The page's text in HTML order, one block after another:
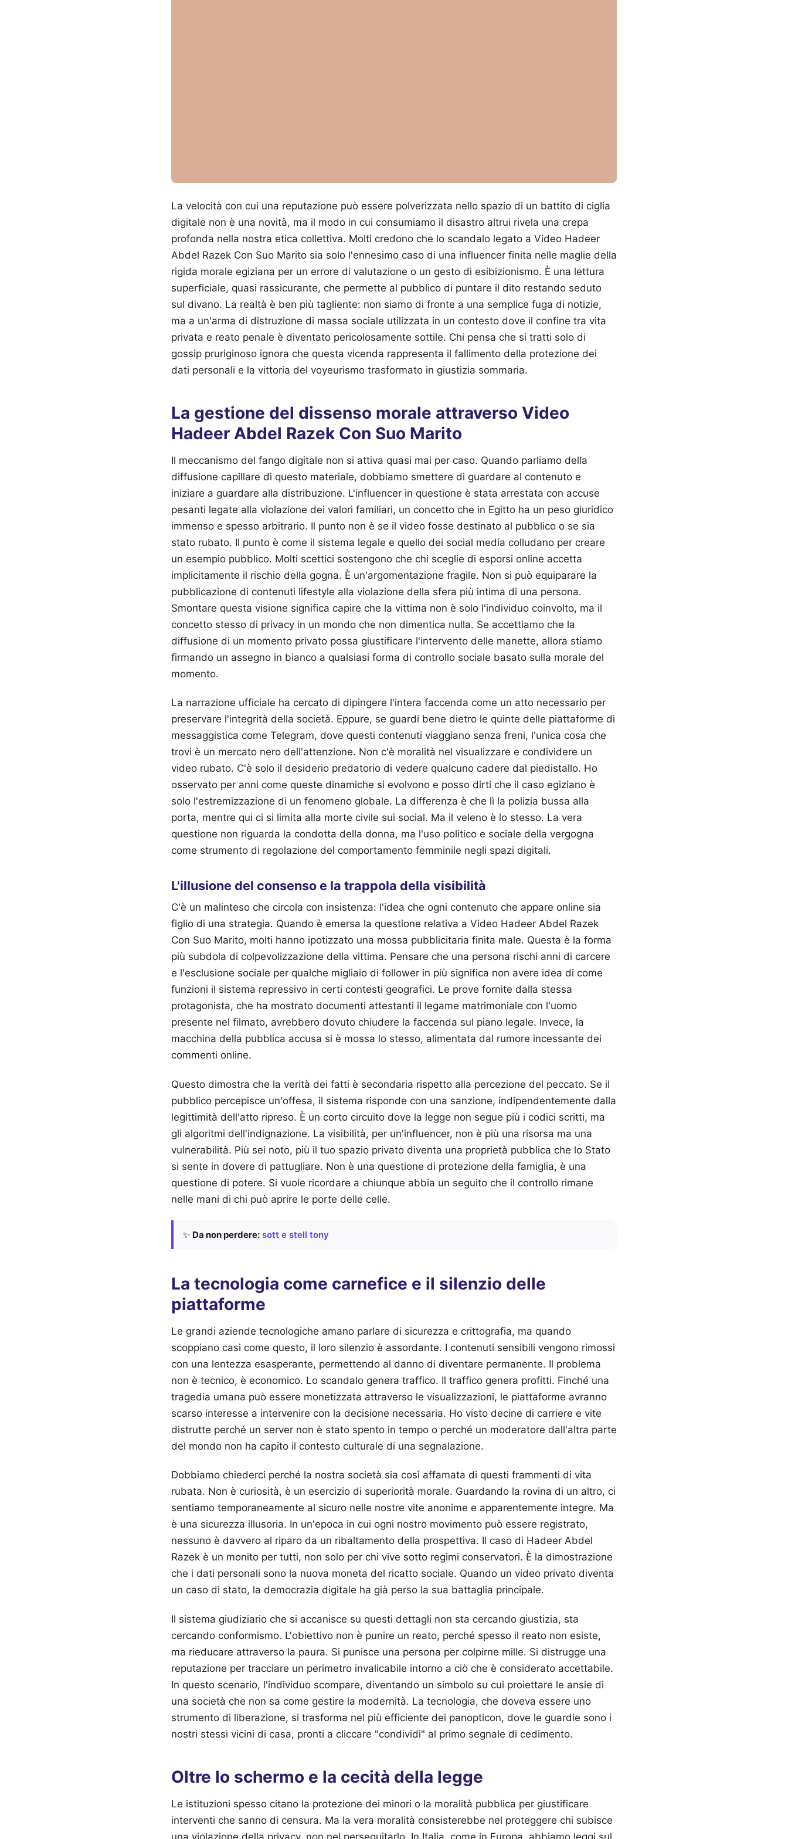
La velocità con cui una reputazione può essere polverizzata nello spazio di un battito di ciglia
digitale non è una novità, ma il modo in cui consumiamo il disastro altrui rivela una crepa
profonda nella nostra etica collettiva. Molti credono che lo scandalo legato a Video Hadeer
Abdel Razek Con Suo Marito sia solo l'ennesimo caso di una influencer finita nelle maglie della
rigida morale egiziana per un errore di valutazione o un gesto di esibizionismo. È una lettura
superficiale, quasi rassicurante, che permette al pubblico di puntare il dito restando seduto
sul divano. La realtà è ben più tagliente: non siamo di fronte a una semplice fuga di notizie,
ma a un'arma di distruzione di massa sociale utilizzata in un contesto dove il confine tra vita
privata e reato penale è diventato pericolosamente sottile. Chi pensa che si tratti solo di
gossip pruriginoso ignora che questa vicenda rappresenta il fallimento della protezione dei
dati personali e la vittoria del voyeurismo trasformato in giustizia sommaria.
La gestione del dissenso morale attraverso Video
Hadeer Abdel Razek Con Suo Marito
Il meccanismo del fango digitale non si attiva quasi mai per caso. Quando parliamo della
diffusione capillare di questo materiale, dobbiamo smettere di guardare al contenuto e
iniziare a guardare alla distribuzione. L'influencer in questione è stata arrestata con accuse
pesanti legate alla violazione dei valori familiari, un concetto che in Egitto ha un peso giuridico
immenso e spesso arbitrario. Il punto non è se il video fosse destinato al pubblico o se sia
stato rubato. Il punto è come il sistema legale e quello dei social media colludano per creare
un esempio pubblico. Molti scettici sostengono che chi sceglie di esporsi online accetta
implicitamente il rischio della gogna. È un'argomentazione fragile. Non si può equiparare la
pubblicazione di contenuti lifestyle alla violazione della sfera più intima di una persona.
Smontare questa visione significa capire che la vittima non è solo l'individuo coinvolto, ma il
concetto stesso di privacy in un mondo che non dimentica nulla. Se accettiamo che la
diffusione di un momento privato possa giustificare l'intervento delle manette, allora stiamo
firmando un assegno in bianco a qualsiasi forma di controllo sociale basato sulla morale del
momento.
La narrazione ufficiale ha cercato di dipingere l'intera faccenda come un atto necessario per
preservare l'integrità della società. Eppure, se guardi bene dietro le quinte delle piattaforme di
messaggistica come Telegram, dove questi contenuti viaggiano senza freni, l'unica cosa che
trovi è un mercato nero dell'attenzione. Non c'è moralità nel visualizzare e condividere un
video rubato. C'è solo il desiderio predatorio di vedere qualcuno cadere dal piedistallo. Ho
osservato per anni come queste dinamiche si evolvono e posso dirti che il caso egiziano è
solo l'estremizzazione di un fenomeno globale. La differenza è che lì la polizia bussa alla
porta, mentre qui ci si limita alla morte civile sui social. Ma il veleno è lo stesso. La vera
questione non riguarda la condotta della donna, ma l'uso politico e sociale della vergogna
come strumento di regolazione del comportamento femminile negli spazi digitali.
L'illusione del consenso e la trappola della visibilità
C'è un malinteso che circola con insistenza: l'idea che ogni contenuto che appare online sia
figlio di una strategia. Quando è emersa la questione relativa a Video Hadeer Abdel Razek
Con Suo Marito, molti hanno ipotizzato una mossa pubblicitaria finita male. Questa è la forma
più subdola di colpevolizzazione della vittima. Pensare che una persona rischi anni di carcere
e l'esclusione sociale per qualche migliaio di follower in più significa non avere idea di come
funzioni il sistema repressivo in certi contesti geografici. Le prove fornite dalla stessa
protagonista, che ha mostrato documenti attestanti il legame matrimoniale con l'uomo
presente nel filmato, avrebbero dovuto chiudere la faccenda sul piano legale. Invece, la
macchina della pubblica accusa si è mossa lo stesso, alimentata dal rumore incessante dei
commenti online.
Questo dimostra che la verità dei fatti è secondaria rispetto alla percezione del peccato. Se il
pubblico percepisce un'offesa, il sistema risponde con una sanzione, indipendentemente dalla
legittimità dell'atto ripreso. È un corto circuito dove la legge non segue più i codici scritti, ma
gli algoritmi dell'indignazione. La visibilità, per un'influencer, non è più una risorsa ma una
vulnerabilità. Più sei noto, più il tuo spazio privato diventa una proprietà pubblica che lo Stato
si sente in dovere di pattugliare. Non è una questione di protezione della famiglia, è una
questione di potere. Si vuole ricordare a chiunque abbia un seguito che il controllo rimane
nelle mani di chi può aprire le porte delle celle.
✨ Da non perdere: sott e stell tony
La tecnologia come carnefice e il silenzio delle
piattaforme
Le grandi aziende tecnologiche amano parlare di sicurezza e crittografia, ma quando
scoppiano casi come questo, il loro silenzio è assordante. I contenuti sensibili vengono rimossi
con una lentezza esasperante, permettendo al danno di diventare permanente. Il problema
non è tecnico, è economico. Lo scandalo genera traffico. Il traffico genera profitti. Finché una
tragedia umana può essere monetizzata attraverso le visualizzazioni, le piattaforme avranno
scarso interesse a intervenire con la decisione necessaria. Ho visto decine di carriere e vite
distrutte perché un server non è stato spento in tempo o perché un moderatore dall'altra parte
del mondo non ha capito il contesto culturale di una segnalazione.
Dobbiamo chiederci perché la nostra società sia così affamata di questi frammenti di vita
rubata. Non è curiosità, è un esercizio di superiorità morale. Guardando la rovina di un altro, ci
sentiamo temporaneamente al sicuro nelle nostre vite anonime e apparentemente integre. Ma
è una sicurezza illusoria. In un'epoca in cui ogni nostro movimento può essere registrato,
nessuno è davvero al riparo da un ribaltamento della prospettiva. Il caso di Hadeer Abdel
Razek è un monito per tutti, non solo per chi vive sotto regimi conservatori. È la dimostrazione
che i dati personali sono la nuova moneta del ricatto sociale. Quando un video privato diventa
un caso di stato, la democrazia digitale ha già perso la sua battaglia principale.
Il sistema giudiziario che si accanisce su questi dettagli non sta cercando giustizia, sta
cercando conformismo. L'obiettivo non è punire un reato, perché spesso il reato non esiste,
ma rieducare attraverso la paura. Si punisce una persona per colpirne mille. Si distrugge una
reputazione per tracciare un perimetro invalicabile intorno a ciò che è considerato accettabile.
In questo scenario, l'individuo scompare, diventando un simbolo su cui proiettare le ansie di
una società che non sa come gestire la modernità. La tecnologia, che doveva essere uno
strumento di liberazione, si trasforma nel più efficiente dei panopticon, dove le guardie sono i
nostri stessi vicini di casa, pronti a cliccare "condividi" al primo segnale di cedimento.
Oltre lo schermo e la cecità della legge
Le istituzioni spesso citano la protezione dei minori o la moralità pubblica per giustificare
interventi che sanno di censura. Ma la vera moralità consisterebbe nel proteggere chi subisce
una violazione della privacy, non nel perseguitarlo. In Italia, come in Europa, abbiamo leggi sul